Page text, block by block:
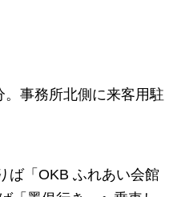
事務所北側に来客用駐
ば「OKB ふれあい会館